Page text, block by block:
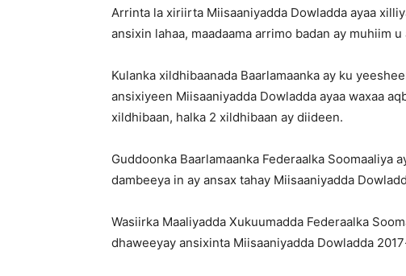
Arrinta la xiriirta Miisaaniyadda Dowladda ayaa
ansixin lahaa, maadaama arrimo badan ay muhiim
Kulanka xildhibaanada Baarlamaanka ay ku
ansixiyeen Miisaaniyadda Dowladda ayaa waxaa
xildhibaan, halka 2 xildhibaan ay diideen.
Guddoonka Baarlamaanka Federaalka Soomaaliya
dambeeya in ay ansax tahay Miisaaniyadda
Wasiirka Maaliyadda Xukuumadda Federaalka
dhaweeyay ansixinta Miisaaniyadda Dowladda